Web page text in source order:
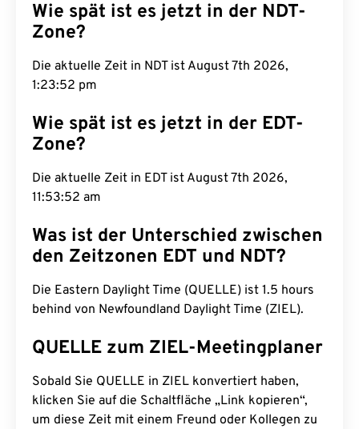
Wie spät ist es jetzt in der NDT-
Zone?
Die aktuelle Zeit in NDT ist August 7th 2026,
1:23:53 pm
Wie spät ist es jetzt in der EDT-
Zone?
Die aktuelle Zeit in EDT ist August 7th 2026,
11:53:53 am
Was ist der Unterschied zwischen
den Zeitzonen EDT und NDT?
Die Eastern Daylight Time (QUELLE) ist 1.5 hours
behind von Newfoundland Daylight Time (ZIEL).
QUELLE zum ZIEL-Meetingplaner
Sobald Sie QUELLE in ZIEL konvertiert haben,
klicken Sie auf die Schaltfläche „Link kopieren“,
um diese Zeit mit einem Freund oder Kollegen zu